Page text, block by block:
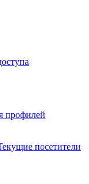
профилей
посетители